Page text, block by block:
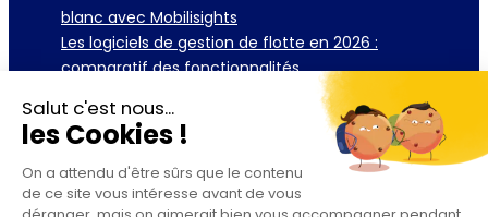
Salut c'est nous...
les Cookies !
On a attendu d'être sûrs que le contenu
de ce site vous intéresse avant de vous
blanc avec Mobilisights
Les logiciels de gestion de flotte en 2026 :
comparatif des fonctionnalités
Télécharger la brochure Demander une démo